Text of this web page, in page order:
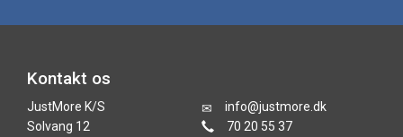
Kontakt os
JustMore K/S
Solvang 12
info@justmore.dk
70 20 55 37